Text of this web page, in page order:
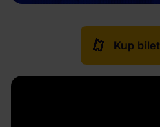
Kup bilet